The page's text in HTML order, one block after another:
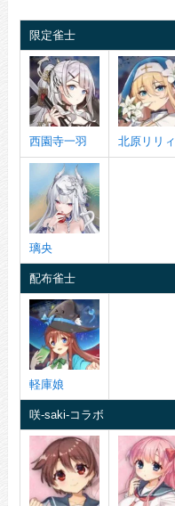
限定雀士
西園寺一羽 北原リリィ
璃央
配布雀士
軽庫娘
咲-saki-コラボ